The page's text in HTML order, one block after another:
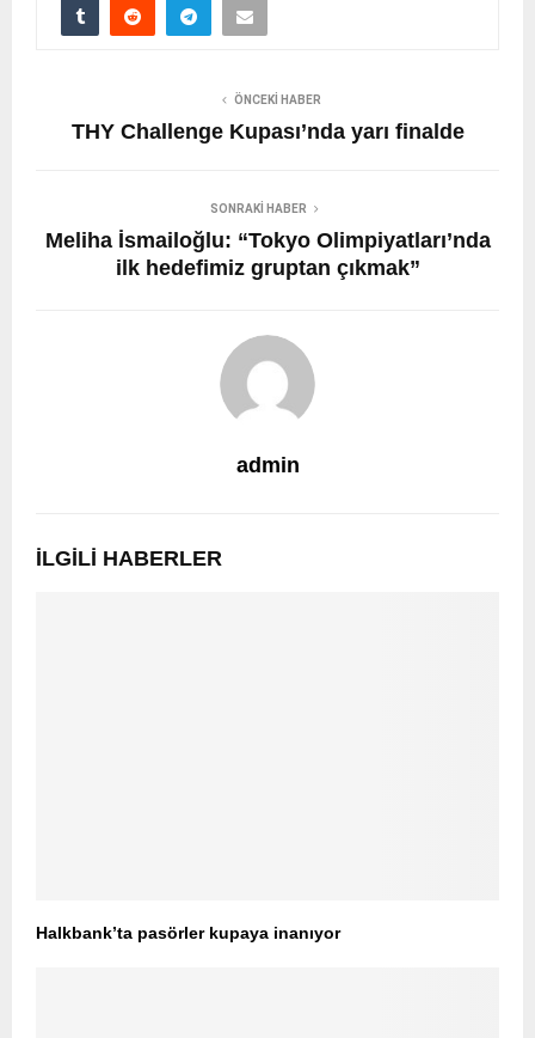
ÖNCEKI HABER
THY Challenge Kupası’nda yarı finalde
SONRAKI HABER
Meliha İsmailoğlu: “Tokyo Olimpiyatları’nda
ilk hedefimiz gruptan çıkmak”
admin
İLGILI HABERLER
Halkbank’ta pasörler kupaya inanıyor